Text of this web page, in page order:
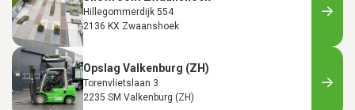
Hillegommerdijk 554
2136 KX Zwaanshoek
Opslag Valkenburg (ZH)
Torenvlietslaan 3
2235 SM Valkenburg (ZH)